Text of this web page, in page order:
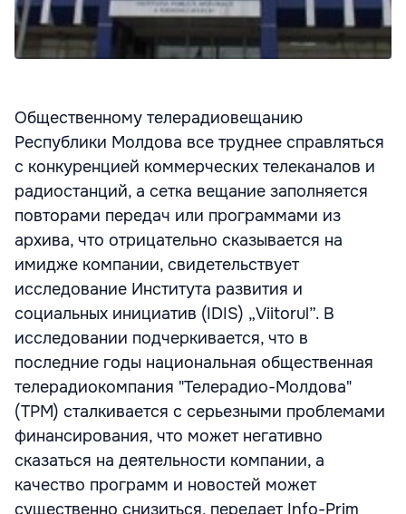
Общественному телерадиовещанию
Республики Молдова все труднее справляться
с конкуренцией коммерческих телеканалов и
радиостанций, а сетка вещание заполняется
повторами передач или программами из
архива, что отрицательно сказывается на
имидже компании, свидетельствует
исследование Института развития и
социальных инициатив (IDIS) „Viitorul”. В
исследовании подчеркивается, что в
последние годы национальная общественная
телерадиокомпания "Телерадио-Молдова"
(ТРМ) сталкивается с серьезными проблемами
финансирования, что может негативно
сказаться на деятельности компании, а
качество программ и новостей может
существенно снизиться, передает Info-Prim